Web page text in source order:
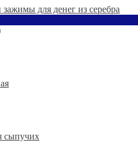
для денег из серебра
сыпучих